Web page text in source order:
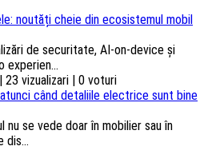
noutăți cheie din ecosistemul mobil
de securitate, AI-on-device și
experien...
vizualizari | 0 voturi
când detaliile electrice sunt bine
se vede doar în mobilier sau în
dis...